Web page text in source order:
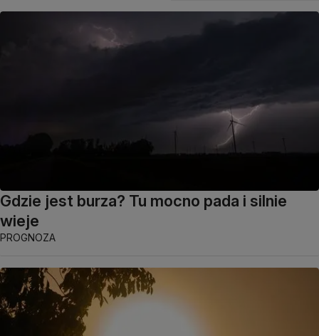
Gdzie jest burza? Tu mocno pada i silnie
wieje
PROGNOZA